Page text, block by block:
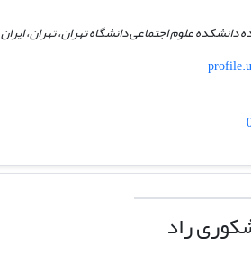
دانشکده علوم اجتماعی دانشگاه تهران، تهران، ایران
راد